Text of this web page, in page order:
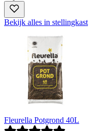
Bekijk alles in stellingkast
Fleurella Potgrond 40L